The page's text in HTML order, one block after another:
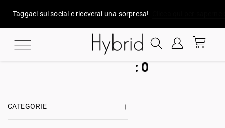
Taggaci sui social e riceverai una sorpresa!
: 0
CATEGORIE